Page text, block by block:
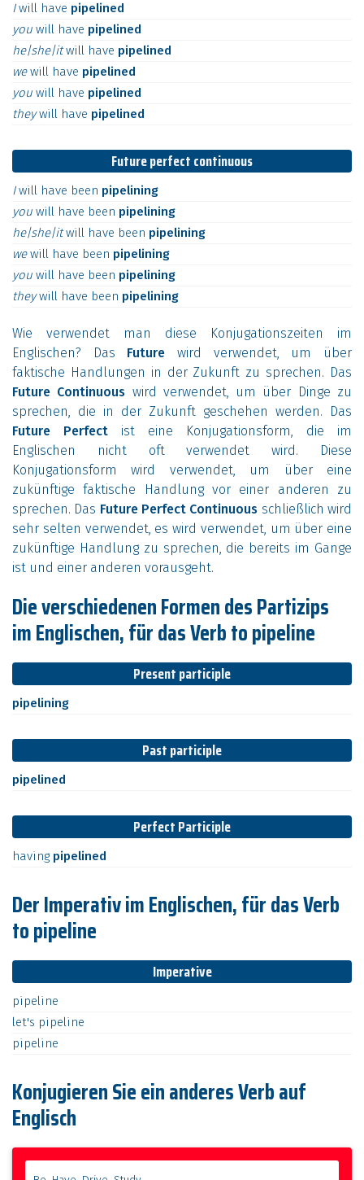
Iwill have pipelined
you will have pipelined
he|she|itwill have pipelined
wewill have pipelined
you will have pipelined
theywill have pipelined
Future perfect continuous
Iwill have been pipelining
you will have been pipelining
he|she|itwill have been pipelining
wewill have been pipelining
you will have been pipelining
theywill have been pipelining
Wie verwendet man diese Konjugationszeiten im
Englischen? Das Future wird verwendet, um über
faktische Handlungen in der Zukunft zu sprechen. Das
Future Continuous wird verwendet, um über Dinge zu
sprechen, die in der Zukunft geschehen werden. Das
Future Perfect ist eine Konjugationsform, die im
Englischen nicht oft verwendet wird. Diese
Konjugationsform wird verwendet, um über eine
zukünftige faktische Handlung vor einer anderen zu
sprechen. Das Future Perfect Continuous schließlich wird
sehr selten verwendet, es wird verwendet, um über eine
zukünftige Handlung zu sprechen, die bereits im Gange
ist und einer anderen vorausgeht.
Die verschiedenen Formen des Partizips
im Englischen, für das Verb to pipeline
Present participle
pipelining
Past participle
pipelined
Perfect Participle
having pipelined
Der Imperativ im Englischen, für das Verb
to pipeline
Imperative
pipeline
let's pipeline
pipeline
Konjugieren Sie ein anderes Verb auf
Englisch